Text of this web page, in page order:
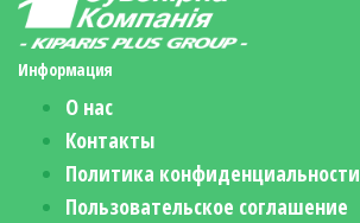
Информация
О нас
Контакты
Политика конфиденциальности
Пользовательское соглашение